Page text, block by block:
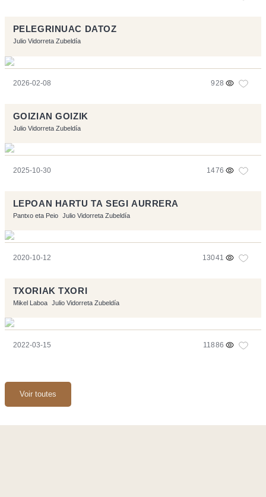
PELEGRINUAC DATOZ
Julio Vidorreta Zubeldía
2026-02-08 928
GOIZIAN GOIZIK
Julio Vidorreta Zubeldía
2025-10-30 1476
LEPOAN HARTU TA SEGI AURRERA
Pantxo eta Peio Julio Vidorreta Zubeldía
2020-10-12 13041
TXORIAK TXORI
Mikel Laboa Julio Vidorreta Zubeldía
2022-03-15 11886
Voir toutes